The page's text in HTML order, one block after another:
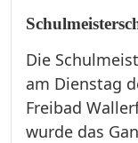
Die
am Dienstag
Freibad
wurde das